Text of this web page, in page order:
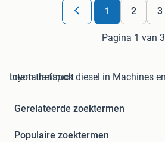
1 2 3
Pagina 1 van 3
toyota heftruck diesel in Machines en Bouw | Heftrucks en Intern transport
Gerelateerde zoektermen
Populaire zoektermen